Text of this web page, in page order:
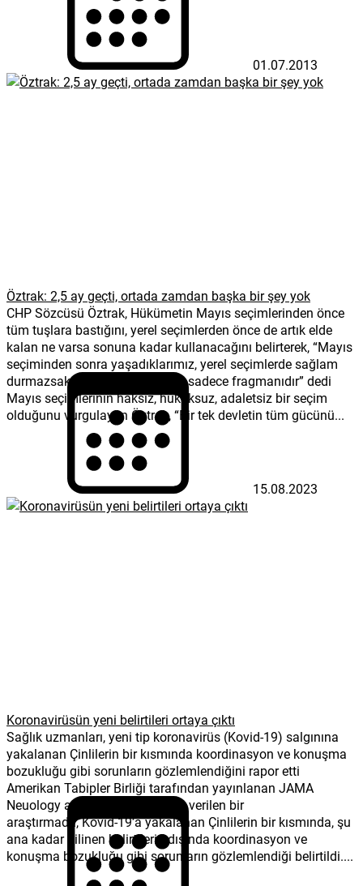
01.07.2013
Öztrak: 2,5 ay geçti, ortada zamdan başka bir şey yok
CHP Sözcüsü Öztrak, Hükümetin Mayıs seçimlerinden önce
tüm tuşlara bastığını, yerel seçimlerden önce de artık elde
kalan ne varsa sonuna kadar kullanacağını belirterek, “Mayıs
seçiminden sonra yaşadıklarımız, yerel seçimlerde sağlam
durmazsak yaşayacaklarımızın sadece fragmanıdır” dedi
Mayıs seçimlerinin haksız, hukuksuz, adaletsiz bir seçim
olduğunu vurgulayan Öztrak, “Bir tek devletin tüm gücünü...
15.08.2023
Koronavirüsün yeni belirtileri ortaya çıktı
Sağlık uzmanları, yeni tip koronavirüs (Kovid-19) salgınına
yakalanan Çinlilerin bir kısmında koordinasyon ve konuşma
bozukluğu gibi sorunların gözlemlendiğini rapor etti
Amerikan Tabipler Birliği tarafından yayınlanan JAMA
Neuology adlı tıp dergisinde yer verilen bir
araştırmada, Kovid-19’a yakalanan Çinlilerin bir kısmında, şu
ana kadar bilinen belirtilerin dışında koordinasyon ve
konuşma bozukluğu gibi sorunların gözlemlendiği belirtildi....